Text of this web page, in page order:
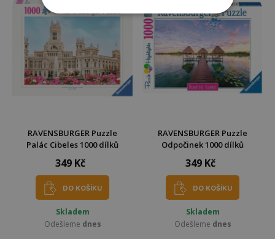
RAVENSBURGER Puzzle
Palác Cibeles 1000 dílků
349 Kč
DO KOŠÍKU
Skladem
Odešleme dnes
RAVENSBURGER Puzzle
Odpočinek 1000 dílků
349 Kč
DO KOŠÍKU
Skladem
Odešleme dnes